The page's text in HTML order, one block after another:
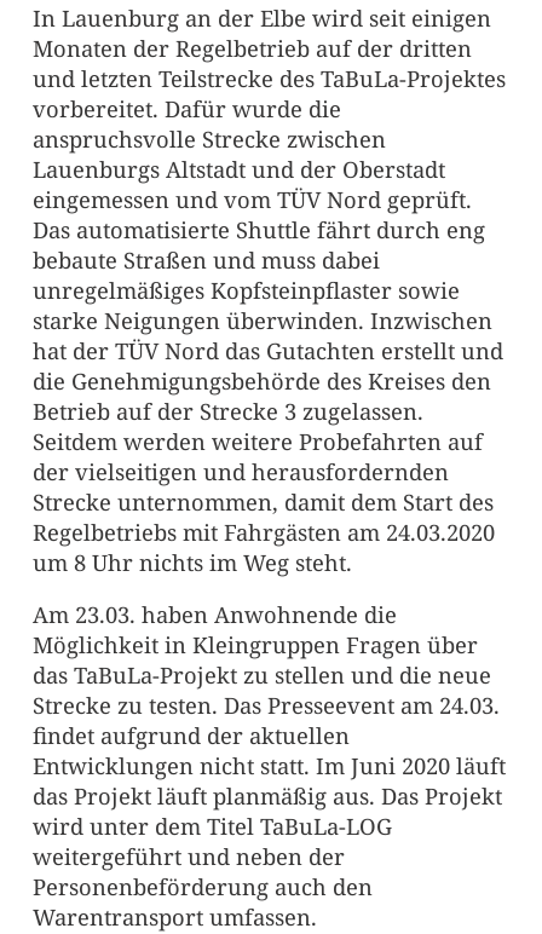
In Lauenburg an der Elbe wird seit einigen
Monaten der Regelbetrieb auf der dritten
und letzten Teilstrecke des TaBuLa-Projektes
vorbereitet. Dafür wurde die
anspruchsvolle Strecke zwischen
Lauenburgs Altstadt und der Oberstadt
eingemessen und vom TÜV Nord geprüft.
Das automatisierte Shuttle fährt durch eng
bebaute Straßen und muss dabei
unregelmäßiges Kopfsteinpflaster sowie
starke Neigungen überwinden. Inzwischen
hat der TÜV Nord das Gutachten erstellt und
die Genehmigungsbehörde des Kreises den
Betrieb auf der Strecke 3 zugelassen.
Seitdem werden weitere Probefahrten auf
der vielseitigen und herausfordernden
Strecke unternommen, damit dem Start des
Regelbetriebs mit Fahrgästen am 24.03.2020
um 8 Uhr nichts im Weg steht.
Am 23.03. haben Anwohnende die
Möglichkeit in Kleingruppen Fragen über
das TaBuLa-Projekt zu stellen und die neue
Strecke zu testen. Das Presseevent am 24.03.
findet aufgrund der aktuellen
Entwicklungen nicht statt. Im Juni 2020 läuft
das Projekt läuft planmäßig aus. Das Projekt
wird unter dem Titel TaBuLa-LOG
weitergeführt und neben der
Personenbeförderung auch den
Warentransport umfassen.